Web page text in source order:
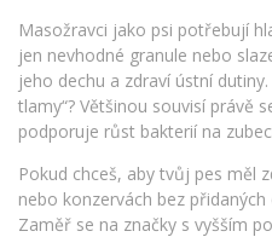
Masožravci jako psi potřebují
jen nevhodné granule nebo
jeho dechu a zdraví ústní
tlamy“? Většinou souvisí právě
podporuje růst bakterií na
Pokud chceš, aby tvůj pes měl
nebo konzervách bez
Zaměř se na značky s vyšším